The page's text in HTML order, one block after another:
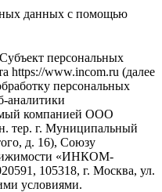
данных с помощью
персональных
https://www.incom.ru (далее
персональных
аналитики
компанией ООО
тер. г. Муниципальный
д. 16), Союзу
«ИНКОМ-
105318, г. Москва, ул.
условиями.